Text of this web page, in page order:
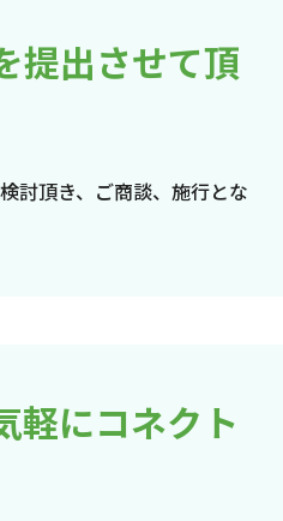
提出させて頂
討頂き、ご商談、施行とな
軽にコネクト